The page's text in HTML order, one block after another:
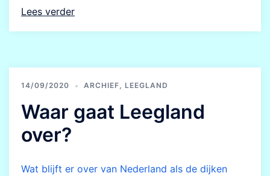
Lees verder
14/09/2020 ARCHIEF LEEGLAND
Waar gaat Leegland
over?
Wat blijft er over van Nederland als de dijken